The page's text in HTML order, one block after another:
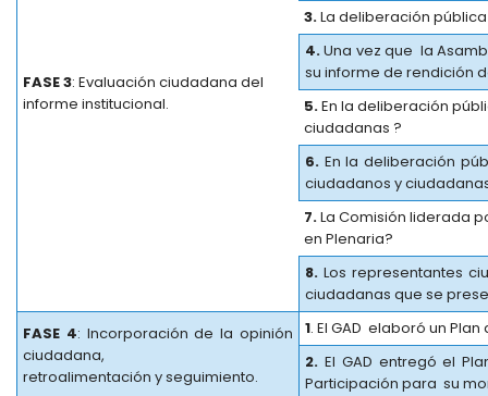
FASE 3: Evaluación ciudadana del
informe institucional.
3.La deliberación
4.Una vez que la
su informe de rendición
5.En la deliberación
ciudadanas ?
6. En la deliberación
ciudadanos y
7.La Comisión liderada
en Plenaria?
8. Los representantes
ciudadanas que se
FASE 4: Incorporación de la opinión
ciudadana,
retroalimentación y seguimiento.
1. El GAD elaboró un
2. El GAD entregó el
Participación para su